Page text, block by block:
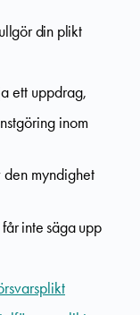
din plikt
ett uppdrag,
inom
myndighet
inte säga upp